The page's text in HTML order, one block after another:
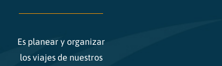
Es planear y organizar
los viajes de nuestros